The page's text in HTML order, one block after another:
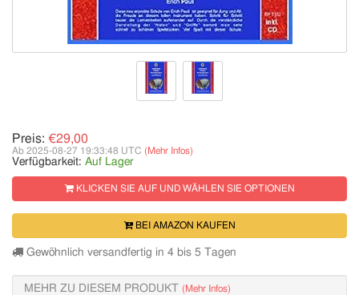
Preis: €29,00
Ab 2025-08-27 19:33:48 UTC (Mehr Infos)
Verfügbarkeit: Auf Lager
KLICKEN SIE AUF UND WÄHLEN SIE OPTIONEN
BEI AMAZON KAUFEN
Gewöhnlich versandfertig in 4 bis 5 Tagen
MEHR ZU DIESEM PRODUKT (Mehr Infos)